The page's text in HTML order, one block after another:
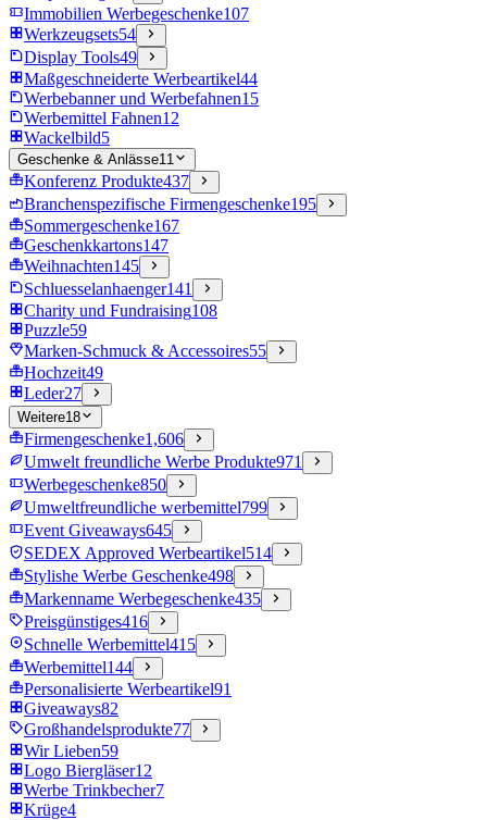
Immobilien Werbegeschenke107
Werkzeugsets54
Display Tools49
Maßgeschneiderte Werbeartikel44
Werbebanner und Werbefahnen15
Werbemittel Fahnen12
Wackelbild5
Geschenke & Anlässe11
Konferenz Produkte437
Branchenspezifische Firmengeschenke195
Sommergeschenke167
Geschenkkartons147
Weihnachten145
Schluesselanhaenger141
Charity und Fundraising108
Puzzle59
Marken-Schmuck & Accessoires55
Hochzeit49
Leder27
Weitere18
Firmengeschenke1,606
Umwelt freundliche Werbe Produkte971
Werbegeschenke850
Umweltfreundliche werbemittel799
Event Giveaways645
SEDEX Approved Werbeartikel514
Stylishe Werbe Geschenke498
Markenname Werbegeschenke435
Preisgünstiges416
Schnelle Werbemittel415
Werbemittel144
Personalisierte Werbeartikel91
Giveaways82
Großhandelsprodukte77
Wir Lieben59
Logo Biergläser12
Werbe Trinkbecher7
Krüge4